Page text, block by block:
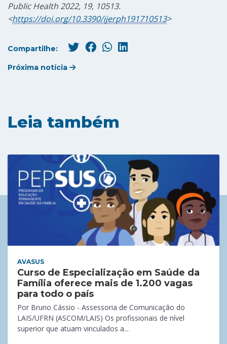
Public Health 2022, 19, 10513.
<https://doi.org/10.3390/ijerph191710513>
Compartilhe:
Próxima notícia
Leia também
AVASUS
Curso de Especialização em Saúde da
Família oferece mais de 1.200 vagas
para todo o país
Por Bruno Cássio - Assessoria de Comunicação do
LAIS/UFRN (ASCOM/LAIS) Os profissionais de nível
superior que atuam vinculados a...